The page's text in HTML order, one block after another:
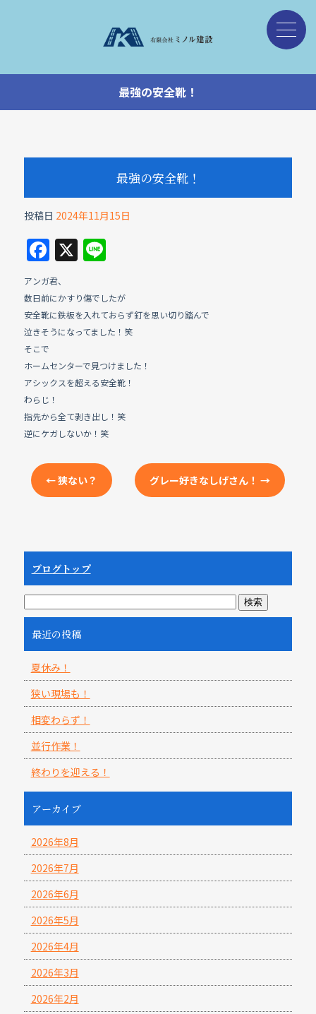
最強の安全靴！
最強の安全靴！
投稿日 2024年11月15日
F
a
c
e
b
o
o
k
X Li
e
アンガ君、
数日前にかすり傷でしたが
安全靴に鉄板を入れておらず釘を思い切り踏んで
泣きそうになってました！笑
そこで
ホームセンターで見つけました！
アシックスを超える安全靴！
わらじ！
指先から全て剥き出し！笑
逆にケガしないか！笑
←狭ない？ グレー好きなしげさん！→
ブログトップ
最近の投稿
夏休み！
狭い現場も！
相変わらず！
並行作業！
終わりを迎える！
アーカイブ
2026年8月
2026年7月
2026年6月
2026年5月
2026年4月
2026年3月
2026年2月